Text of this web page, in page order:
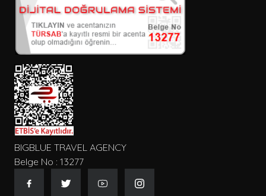
BIGBLUE TRAVEL AGENCY
Belge No : 13277